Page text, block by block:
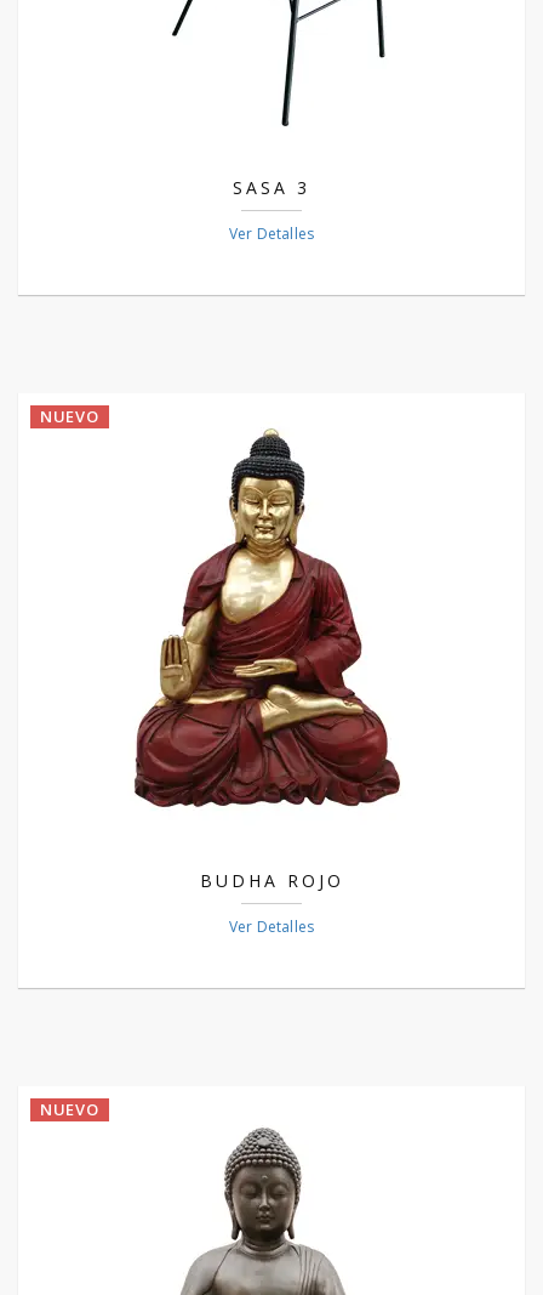
SASA 3
Ver Detalles
NUEVO
BUDHA ROJO
Ver Detalles
NUEVO